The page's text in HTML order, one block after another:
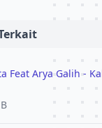
Feat Arya Galih -